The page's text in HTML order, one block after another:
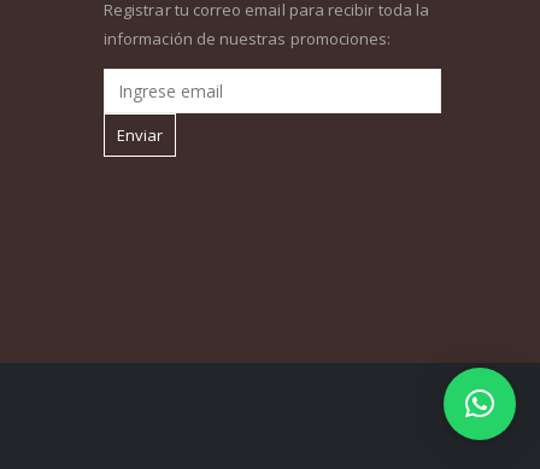
Registrar tu correo email para recibir toda la
información de nuestras promociones: